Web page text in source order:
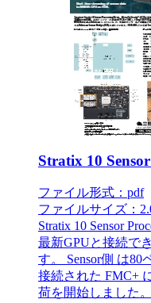
Stratix 10
ファイル形式：pdf
ファイルサイズ：
Stratix 10 Sensor
最新GPUと接続で
す。 Sensor側 は
接続された FMC+
荷を開始しました。